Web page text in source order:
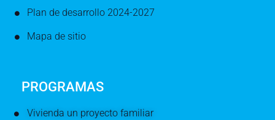
Plan de desarrollo 2024-2027
Mapa de sitio
PROGRAMAS
Vivienda un proyecto familiar